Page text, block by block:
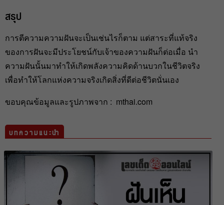
สรุป
การตีความความฝันจะเป็นเช่นไรก็ตาม แต่สาระที่แท้จริง
ของการฝันจะมีประโยชน์กับเจ้าของความฝันก็ต่อเมื่อ นำ
ความฝันนั้นมาทำให้เกิดพลังความคิดด้านบวกในชีวิตจริง
เพื่อทำให้โลกแห่งความจริงเกิดสิ่งที่ดีต่อชีวิตนั่นเอง
ขอบคุณข้อมูลและรูปภาพจาก : mthai.com
บทความแนะนำ